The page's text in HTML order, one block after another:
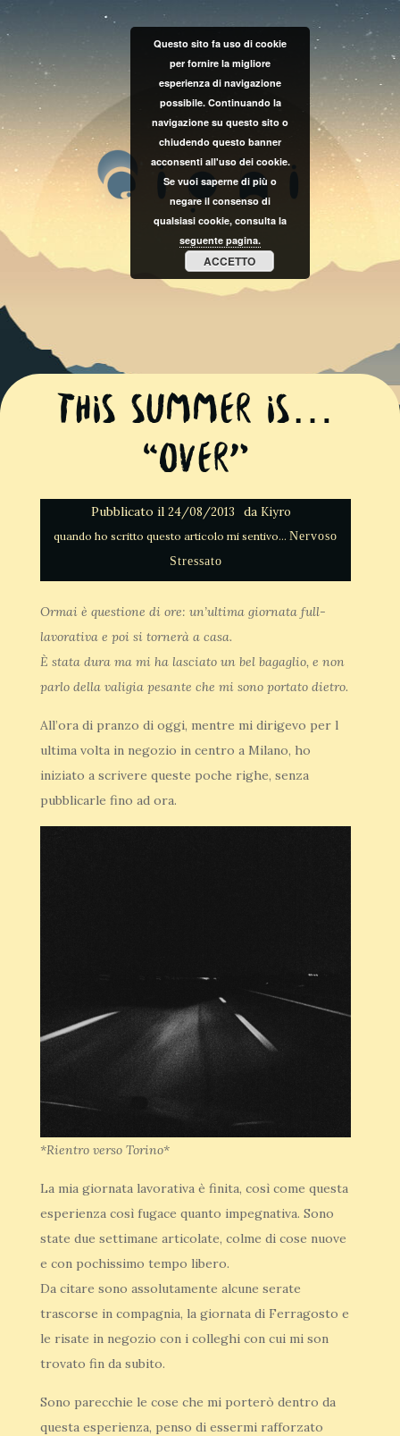
This summer Is…
“Over”
Pubblicato il 24/08/2013 da Kiyro
Nervoso
Stressato
Ormai è questione di ore: un’ultima giornata full-
lavorativa e poi si tornerà a casa.
È stata dura ma mi ha lasciato un bel bagaglio, e non
parlo della valigia pesante che mi sono portato dietro.
All’ora di pranzo di oggi, mentre mi dirigevo per l
ultima volta in negozio in centro a Milano, ho
iniziato a scrivere queste poche righe, senza
pubblicarle fino ad ora.
*Rientro verso Torino*
La mia giornata lavorativa è finita, così come questa
esperienza così fugace quanto impegnativa. Sono
state due settimane articolate, colme di cose nuove
e con pochissimo tempo libero.
Da citare sono assolutamente alcune serate
trascorse in compagnia, la giornata di Ferragosto e
le risate in negozio con i colleghi con cui mi son
trovato fin da subito.
Sono parecchie le cose che mi porterò dentro da
questa esperienza, penso di essermi rafforzato
Questo sito fa uso di cookie
per fornire la migliore
esperienza di navigazione
possibile. Continuando la
navigazione su questo sito o
chiudendo questo banner
acconsenti all'uso dei cookie.
Se vuoi saperne di più o
negare il consenso di
qualsiasi cookie, consulta la
seguente pagina.
ACCETTO